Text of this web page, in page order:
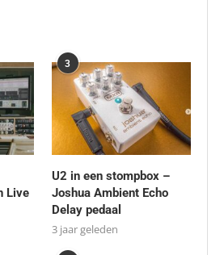
Live
3
U2 in een stompbox –
Joshua Ambient Echo
Delay pedaal
3 jaar geleden